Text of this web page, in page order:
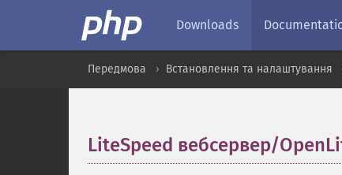
Downloads
Передмова Встановлення та налаштування
LiteSpeed вебсервер/